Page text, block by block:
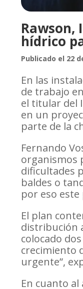
hídrico
Publicado el 22
En las
de trabajo
el titular del
en un
parte de la
Fernando
organismos
dificultades
baldes o
por eso
El plan
distribución
colocado
crecimiento
urgente”,
En cuanto al